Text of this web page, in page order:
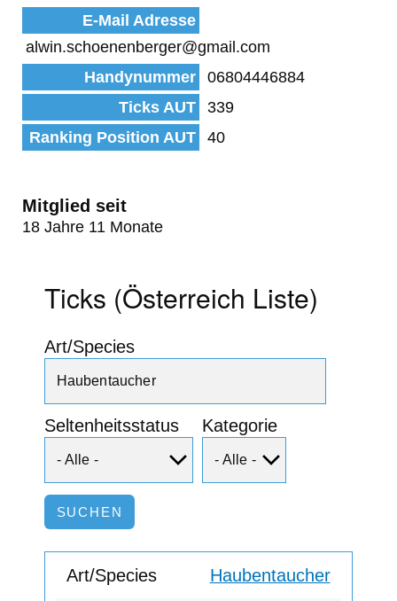
E-Mail Adresse
alwin.schoenenberger@gmail.com
Handynummer
06804446884
Ticks AUT
339
Ranking Position AUT
40
Mitglied seit
18 Jahre 11 Monate
Ticks (Österreich Liste)
Art/Species
Seltenheitsstatus Kategorie
Haubentaucher